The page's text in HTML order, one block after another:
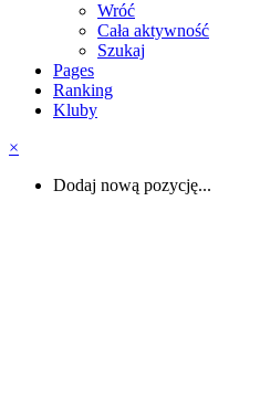
Wróć
Cała aktywność
Szukaj
Pages
Ranking
Kluby
×
Dodaj nową pozycję...